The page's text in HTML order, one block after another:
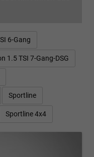
6-Gang
1.5 TSI 7-Gang-DSG
Sportline
Sportline 4x4